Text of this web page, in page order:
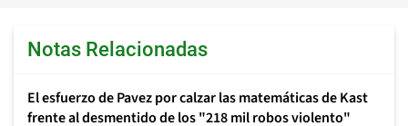
Notas Relacionadas
El esfuerzo de Pavez por calzar las matemáticas de Kast
frente al desmentido de los "218 mil robos violento"